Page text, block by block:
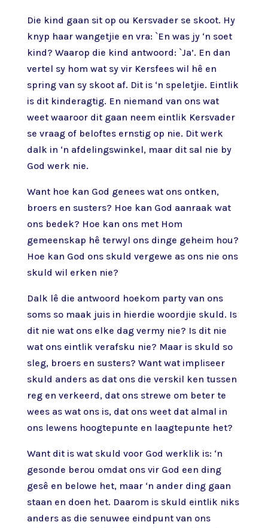
Die kind gaan sit op ou Kersvader se skoot. Hy
knyp haar wangetjie en vra: `En was jy ‘n soet
kind? Waarop die kind antwoord: `Ja’. En dan
vertel sy hom wat sy vir Kersfees wil hê en
spring van sy skoot af. Dit is ‘n speletjie. Eintlik
is dit kinderagtig. En niemand van ons wat
weet waaroor dit gaan neem eintlik Kersvader
se vraag of beloftes ernstig op nie. Dit werk
dalk in ‘n afdelingswinkel, maar dit sal nie by
God werk nie.
Want hoe kan God genees wat ons ontken,
broers en susters? Hoe kan God aanraak wat
ons bedek? Hoe kan ons met Hom
gemeenskap hê terwyl ons dinge geheim hou?
Hoe kan God ons skuld vergewe as ons nie ons
skuld wil erken nie?
Dalk lê die antwoord hoekom party van ons
soms so maak juis in hierdie woordjie skuld. Is
dit nie wat ons elke dag vermy nie? Is dit nie
wat ons eintlik verafsku nie? Maar is skuld so
sleg, broers en susters? Want wat impliseer
skuld anders as dat ons die verskil ken tussen
reg en verkeerd, dat ons strewe om beter te
wees as wat ons is, dat ons weet dat almal in
ons lewens hoogtepunte en laagtepunte het?
Want dit is wat skuld voor God werklik is: ‘n
gesonde berou omdat ons vir God een ding
gesê en belowe het, maar ‘n ander ding gaan
staan en doen het. Daarom is skuld eintlik niks
anders as die senuwee eindpunt van ons